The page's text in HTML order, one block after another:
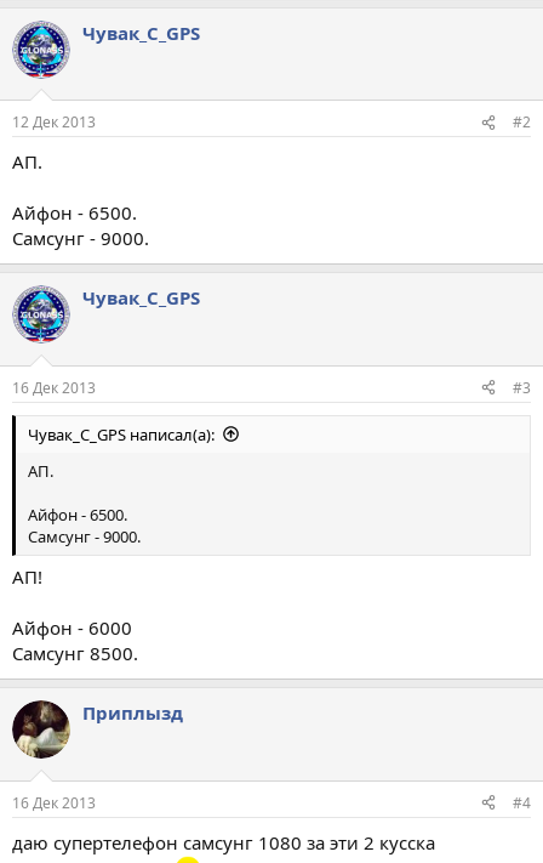
Чувак_С_GPS
12 Дек 2013 #2
АП.
Айфон - 6500.
Самсунг - 9000.
Чувак_С_GPS
16 Дек 2013 #3
Чувак_С_GPS написал(а):
АП.
Айфон - 6500.
Самсунг - 9000.
АП!
Айфон - 6000
Самсунг 8500.
Приплызд
16 Дек 2013 #4
даю супертелефон самсунг 1080 за эти 2 кусска